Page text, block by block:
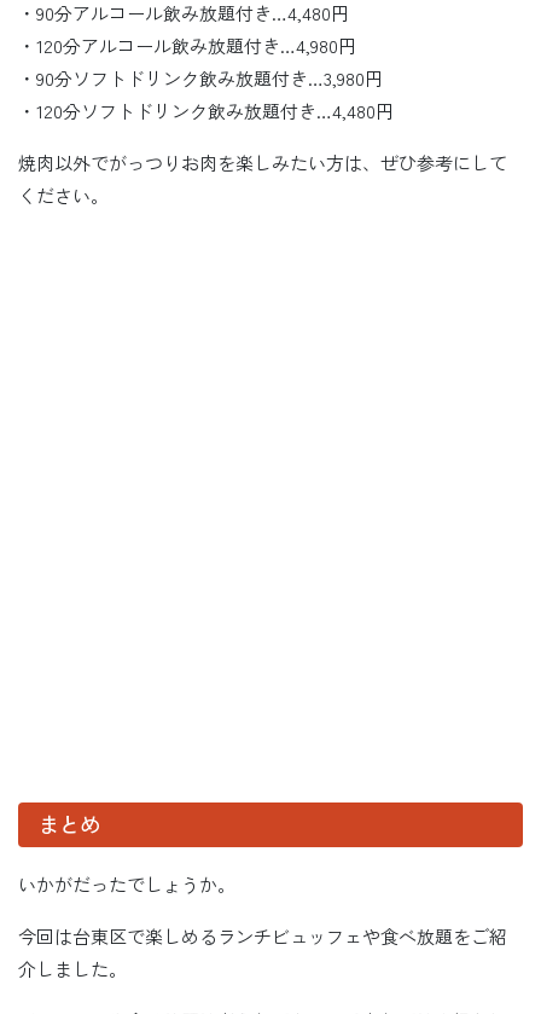
・90分アルコール飲み放題付き…4,480円
・120分アルコール飲み放題付き…4,980円
・90分ソフトドリンク飲み放題付き…3,980円
・120分ソフトドリンク飲み放題付き…4,480円
焼肉以外でがっつりお肉を楽しみたい方は、ぜひ参考にして
ください。
まとめ
いかがだったでしょうか。
今回は台東区で楽しめるランチビュッフェや食べ放題をご紹
介しました。